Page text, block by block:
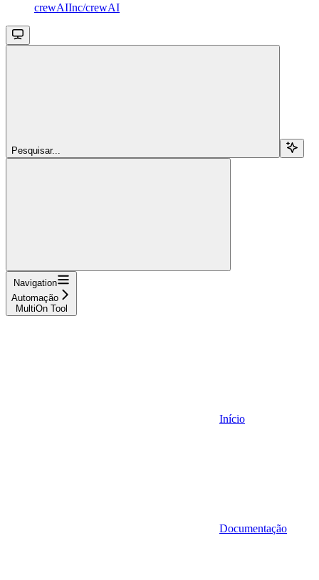
crewAIInc/crewAI
Pesquisar...
Navigation
Automação
MultiOn Tool
Início
Documentação